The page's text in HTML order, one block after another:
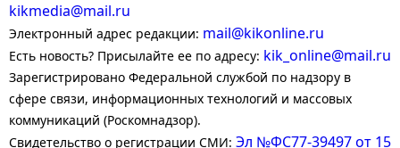
kikmedia@mail.ru
Электронный адрес редакции: mail@kikonline.ru
Есть новость? Присылайте ее по адресу: kik_online@mail.ru
Зарегистрировано Федеральной службой по надзору в
сфере связи, информационных технологий и массовых
коммуникаций (Роскомнадзор).
Свидетельство о регистрации СМИ: Эл №ФС77-39497 от 15